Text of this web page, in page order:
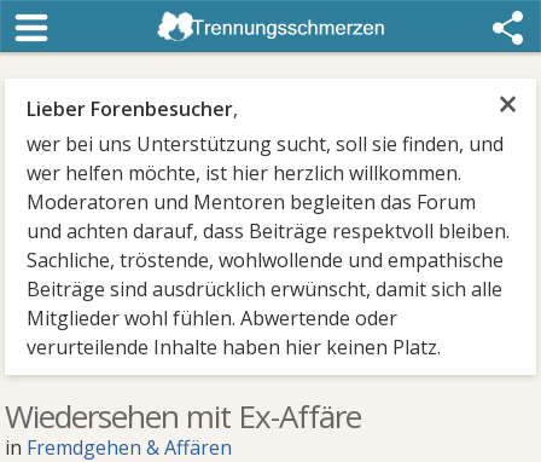
×
Lieber Forenbesucher,
wer bei uns Unterstützung sucht, soll sie finden, und
wer helfen möchte, ist hier herzlich willkommen.
Moderatoren und Mentoren begleiten das Forum
und achten darauf, dass Beiträge respektvoll bleiben.
Sachliche, tröstende, wohlwollende und empathische
Beiträge sind ausdrücklich erwünscht, damit sich alle
Mitglieder wohl fühlen. Abwertende oder
verurteilende Inhalte haben hier keinen Platz.
Wiedersehen mit Ex-Affäre
in Fremdgehen & Affären